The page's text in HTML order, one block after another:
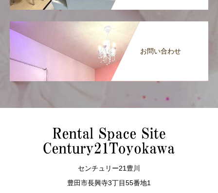
お問い合わせ
センチュリー21豊川
豊田市長興寺3丁目55番地1